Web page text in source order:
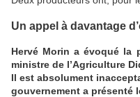
Un appel à davantage
Hervé Morin a évoqué la
ministre de l’Agriculture
Il est absolument
gouvernement a présenté